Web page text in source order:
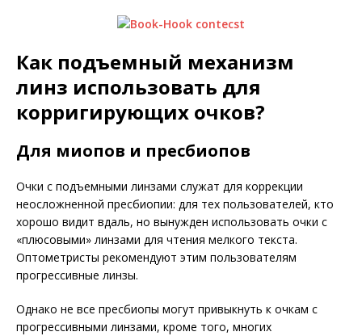
Как подъемный механизм
линз использовать для
корригирующих очков?
Для миопов и пресбиопов
Очки с подъемными линзами служат для коррекции
неосложненной пресбиопии: для тех пользователей, кто
хорошо видит вдаль, но вынужден использовать очки с
«плюсовыми» линзами для чтения мелкого текста.
Оптометристы рекомендуют этим пользователям
прогрессивные линзы.
Однако не все пресбиопы могут привыкнуть к очкам с
прогрессивными линзами, кроме того, многих